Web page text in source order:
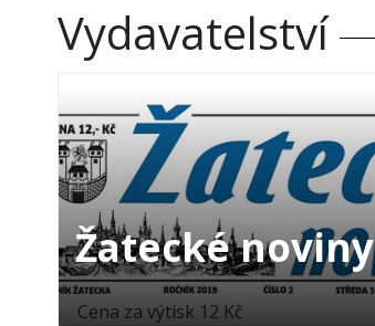
Vydavatelství
Žatecké noviny
Cena za výtisk 12 Kč